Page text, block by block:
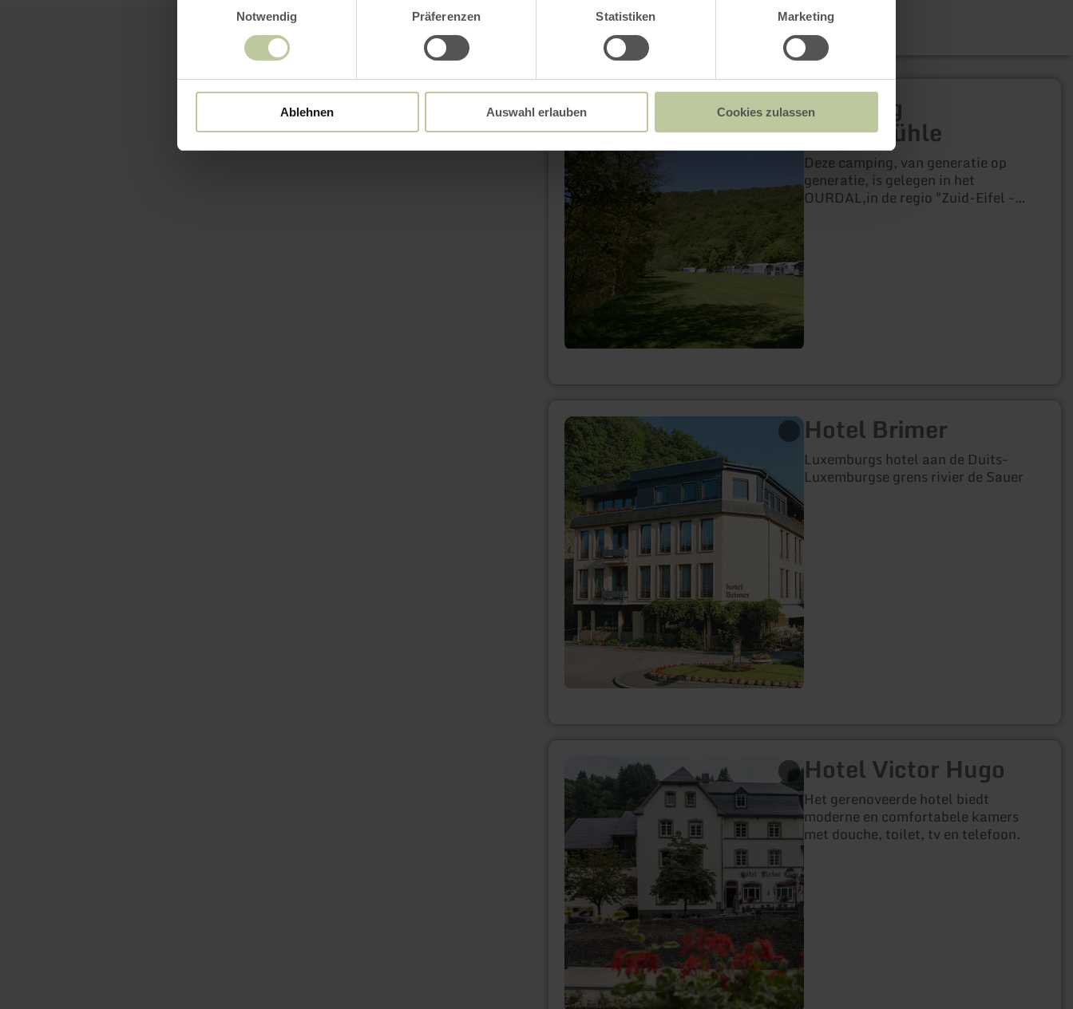
Notwendig
Präferenzen Statistiken Marketing
Ablehnen Auswahl erlauben Cookies zulassen
6 resultaten
Camping
Tintesmühle
Deze camping, van generatie op
generatie, is gelegen in het
OURDAL,in de regio "Zuid-Eifel -
informatie
Tintesmühle
Hotel Brimer
Luxemburgs hotel aan de Duits-
Luxemburgse grens rivier de Sauer
meer
informatie
over:
Hotel
Brimer
Hotel Victor Hugo
Het gerenoveerde hotel biedt
moderne en comfortabele kamers
met douche, toilet, tv en telefoon.
informatie
over:
Hugo